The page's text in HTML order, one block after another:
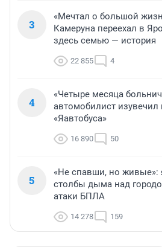
3
«Мечтал о большой
Камеруна переехал в
здесь семью — история
22 855 4
4
«Четыре месяца
автомобилист изувечил
«Яавтобуса»
16 890 50
5
«Не спавши, но живые»:
столбы дыма над
атаки БПЛА
14 278 159